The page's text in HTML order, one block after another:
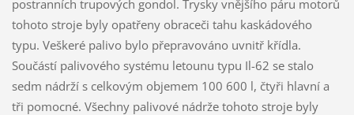
postranních trupových gondol. Trysky vnějšího páru motorů
tohoto stroje byly opatřeny obraceči tahu kaskádového
typu. Veškeré palivo bylo přepravováno uvnitř křídla.
Součástí palivového systému letounu typu Il-62 se stalo
sedm nádrží s celkovým objemem 100 600 l, čtyři hlavní a
tři pomocné. Všechny palivové nádrže tohoto stroje byly